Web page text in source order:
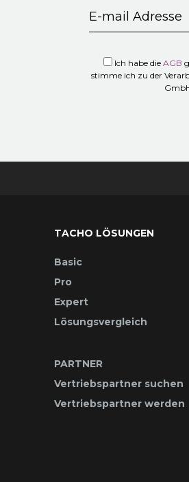
Ich habe die AGB
stimme ich zu der
TACHO LÖSUNGEN
Basic
Pro
Expert
Lösungsvergleich
PARTNER
Vertriebspartner suchen
Vertriebspartner werden